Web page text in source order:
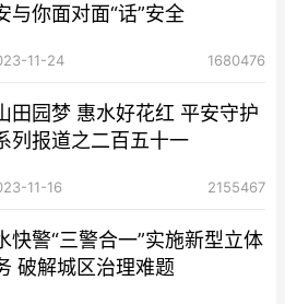
与你面对面“话”安全
11-24 1680476
田园梦 惠水好花红 平安守护
列报道之二百五十一
11-16 2155467
快警“三警合一”实施新型立体
破解城区治理难题